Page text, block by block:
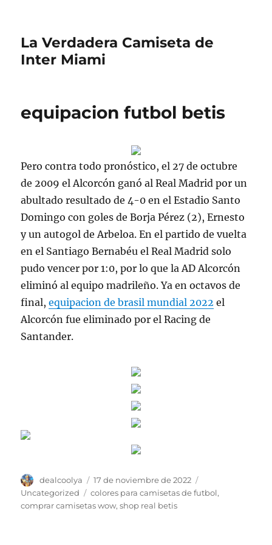
La Verdadera Camiseta de
Inter Miami
equipacion futbol betis
Pero contra todo pronóstico, el 27 de octubre
de 2009 el Alcorcón ganó al Real Madrid por un
abultado resultado de 4-0 en el Estadio Santo
Domingo con goles de Borja Pérez (2), Ernesto
y un autogol de Arbeloa. En el partido de vuelta
en el Santiago Bernabéu el Real Madrid solo
pudo vencer por 1:0, por lo que la AD Alcorcón
eliminó al equipo madrileño. Ya en octavos de
final,equipacion de brasil mundial 2022 el
Alcorcón fue eliminado por el Racing de
Santander.
Autor
dealcoolya
Publicado
el
17 de noviembre de 2022
Uncategorized
Etiquetas
colores para camisetas de futbol,
comprar camisetas wow,shop real betis